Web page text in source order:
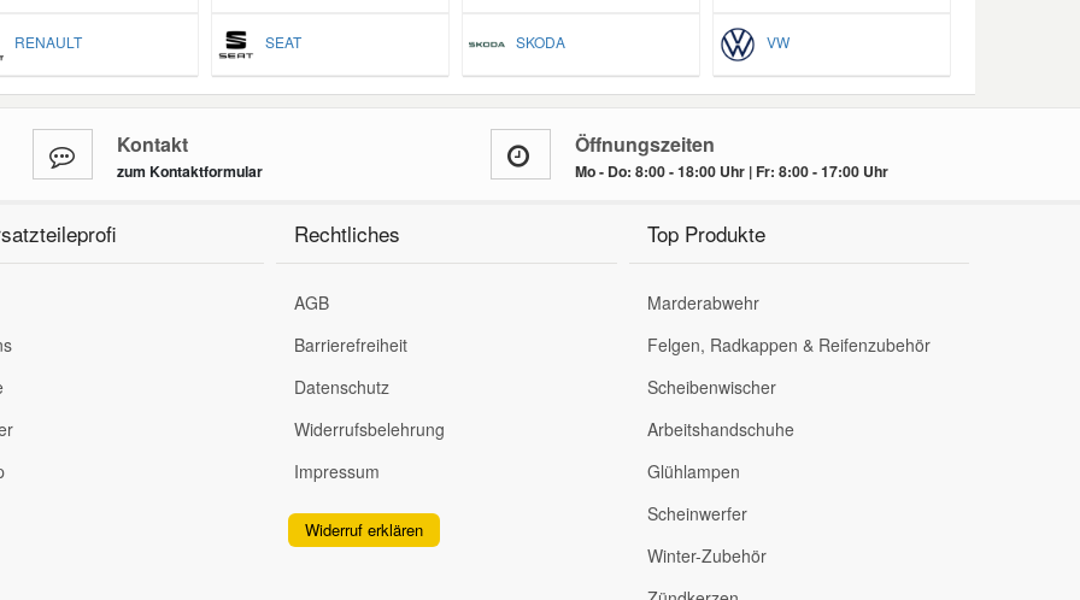
RENAULT SEAT SKODA VW
Kontakt
zum Kontaktformular
Öffnungszeiten
Mo - Do: 8:00 - 18:00 Uhr | Fr: 8:00 - 17:00 Uhr
Rechtliches
AGB
Barrierefreiheit
Datenschutz
Widerrufsbelehrung
Impressum
Widerruf erklären
Top Produkte
Marderabwehr
Felgen, Radkappen & Reifenzubehör
Scheibenwischer
Arbeitshandschuhe
Glühlampen
Scheinwerfer
Winter-Zubehör